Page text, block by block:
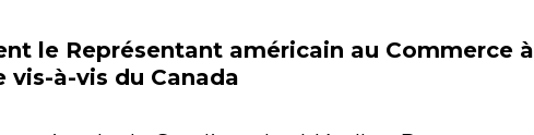
le Représentant américain au Commerce à
à-vis du Canada